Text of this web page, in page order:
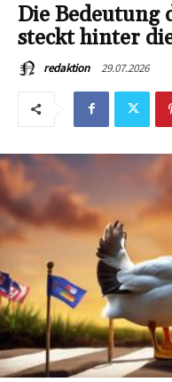
Die Bedeutung
steckt hinter
redaktion 29.07.2026